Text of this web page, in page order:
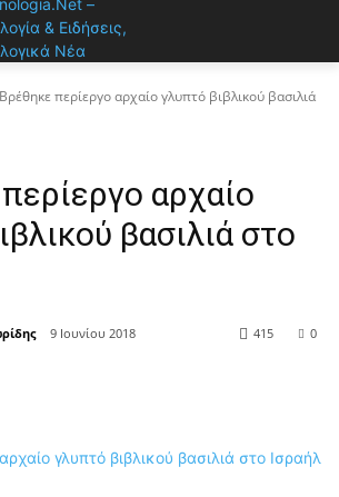
Βρέθηκε περίεργο αρχαίο γλυπτό βιβλικού βασιλιά
αρχαίο
βασιλιά στο
9 Ιουνίου 2018 0
415